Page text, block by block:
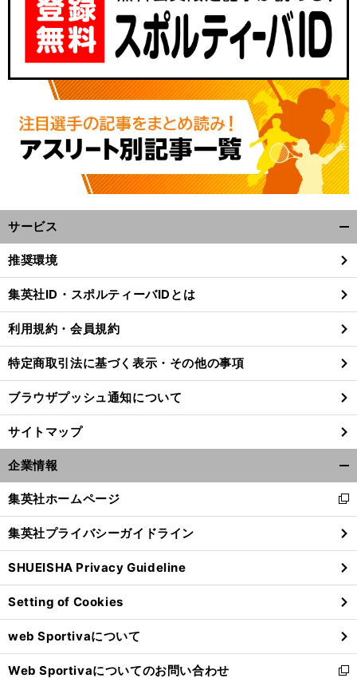
前
サービス
閉
る
推奨環境
集英社ID・スポルティーバIDとは
利用規約・会員規約
特定商取引法に基づく表示・その他の事項
ブラウザプッシュ通知について
サイトマップ
企業情報
閉
る
集英社ホームページ
新
し
い
ウ
ィ
ン
ド
ウ
で
開
く
集英社プライバシーガイドライン
SHUEISHA Privacy Guideline
Setting of Cookies
web Sportivaについて
Web Sportivaについてのお問い合わせ
新